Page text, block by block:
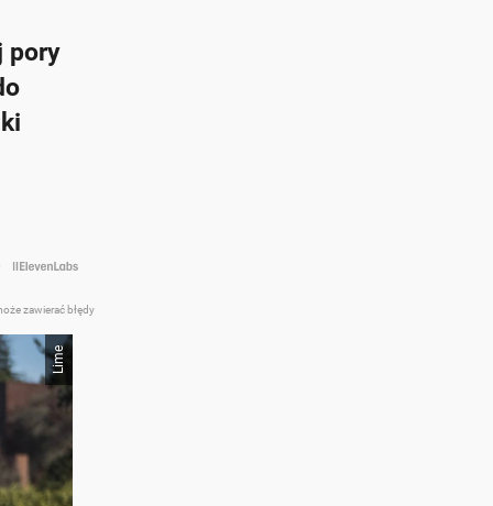
pory
zawierać błędy
Lime